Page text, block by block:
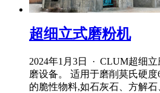
超细立式磨粉机
2024年1月3日 · CLUM超细
磨设备。 适用于磨削莫氏硬
的脆性物料,如石灰石、方解